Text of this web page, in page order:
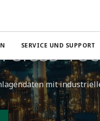
SERVICE UND SUPPORT
mit